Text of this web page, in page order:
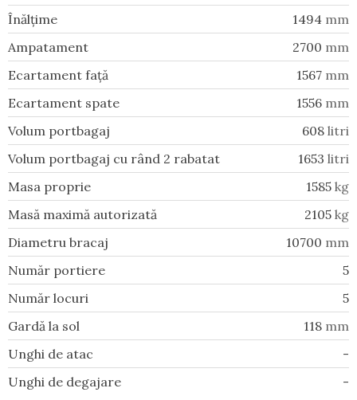
Înălțime
1494 mm
Ampatament
2700 mm
Ecartament față
1567 mm
Ecartament spate
1556 mm
Volum portbagaj
608 litri
Volum portbagaj cu rând 2 rabatat
1653 litri
Masa proprie
1585 kg
Masă maximă autorizată
2105 kg
Diametru bracaj
10700 mm
Număr portiere
5
Număr locuri
5
Gardă la sol
118 mm
Unghi de atac
-
Unghi de degajare
-